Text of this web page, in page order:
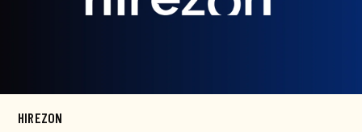
HIREZON